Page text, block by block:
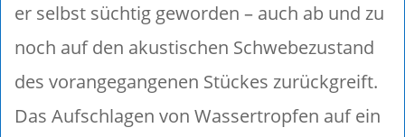
er selbst süchtig geworden – auch ab und zu
noch auf den akustischen Schwebezustand
des vorangegangenen Stückes zurückgreift.
Das Aufschlagen von Wassertropfen auf ein